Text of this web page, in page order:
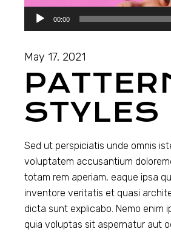
Audio
Player
00:00
May 17, 2021
STYLES
Sed ut perspiciatis unde omnis
voluptatem accusantium
totam rem aperiam, eaque ipsa
inventore veritatis et quasi
dicta sunt explicabo. Nemo enim
quia voluptas sit aspernatur aut